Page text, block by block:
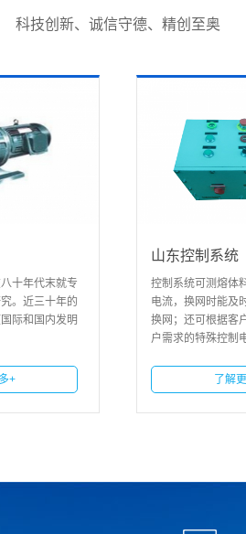
科技创新、诚信守德、精创至奥
山东控制系统
控制系统可测熔体料压、料温、加热
电流，换网时能及时自动报警，提示
换网；还可根据客户要求做出符合客
户需求的特殊控制电箱，如...